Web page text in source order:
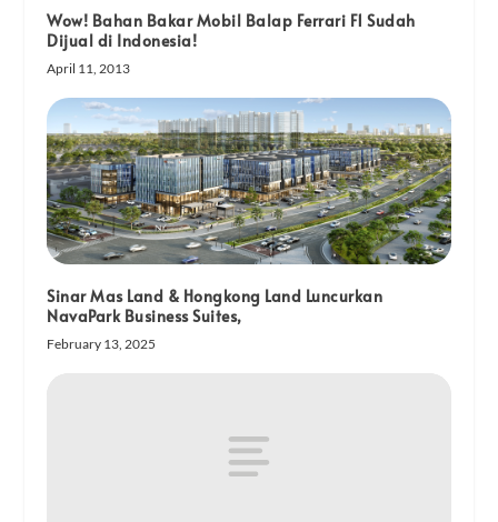
Wow! Bahan Bakar Mobil Balap Ferrari F1 Sudah
Dijual di Indonesia!
April 11, 2013
Sinar Mas Land & Hongkong Land Luncurkan
NavaPark Business Suites,
February 13, 2025